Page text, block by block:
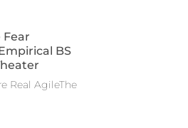
Fear
BS
Real AgileThe